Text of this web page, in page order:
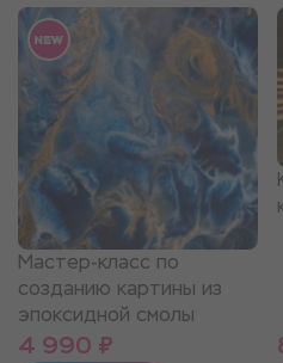
Мастер-класс по
созданию картины из
эпоксидной смолы
4 990 ₽